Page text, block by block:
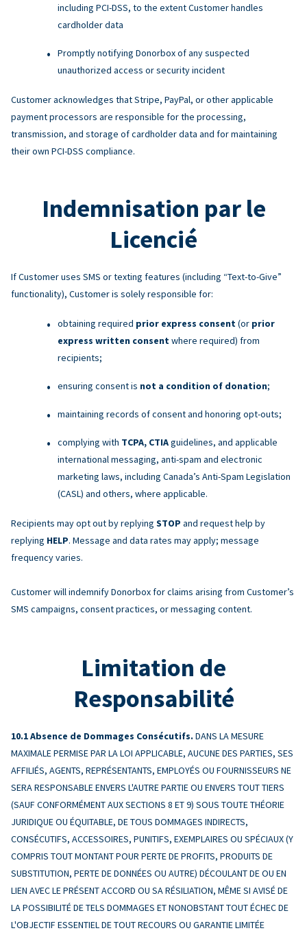
including PCI-DSS, to the extent Customer handles
cardholder data
Promptly notifying Donorbox of any suspected
unauthorized access or security incident
Customer acknowledges that Stripe, PayPal, or other applicable
payment processors are responsible for the processing,
transmission, and storage of cardholder data and for maintaining
their own PCI-DSS compliance.
Indemnisation par le
Licencié
If Customer uses SMS or texting features (including “Text-to-Give”
functionality), Customer is solely responsible for:
obtaining required prior express consent (or prior
express written consent where required) from
recipients;
ensuring consent is not a condition of donation;
maintaining records of consent and honoring opt-outs;
complying with TCPA, CTIAguidelines, and applicable
international messaging, anti-spam and electronic
marketing laws, including Canada’s Anti-Spam Legislation
(CASL) and others, where applicable.
Recipients may opt out by replying STOP and request help by
replying HELP. Message and data rates may apply; message
frequency varies.
Customer will indemnify Donorbox for claims arising from Customer’s
SMS campaigns, consent practices, or messaging content.
Limitation de
Responsabilité
Absence de Dommages Consécutifs. DANS LA MESURE
MAXIMALE PERMISE PAR LA LOI APPLICABLE, AUCUNE DES PARTIES, SES
AFFILIÉS, AGENTS, REPRÉSENTANTS, EMPLOYÉS OU FOURNISSEURS NE
SERA RESPONSABLE ENVERS L'AUTRE PARTIE OU ENVERS TOUT TIERS
(SAUF CONFORMÉMENT AUX SECTIONS 8 ET 9) SOUS TOUTE THÉORIE
JURIDIQUE OU ÉQUITABLE, DE TOUS DOMMAGES INDIRECTS,
CONSÉCUTIFS, ACCESSOIRES, PUNITIFS, EXEMPLAIRES OU SPÉCIAUX (Y
COMPRIS TOUT MONTANT POUR PERTE DE PROFITS, PRODUITS DE
SUBSTITUTION, PERTE DE DONNÉES OU AUTRE) DÉCOULANT DE OU EN
LIEN AVEC LE PRÉSENT ACCORD OU SA RÉSILIATION, MÊME SI AVISÉ DE
LA POSSIBILITÉ DE TELS DOMMAGES ET NONOBSTANT TOUT ÉCHEC DE
L'OBJECTIF ESSENTIEL DE TOUT RECOURS OU GARANTIE LIMITÉE